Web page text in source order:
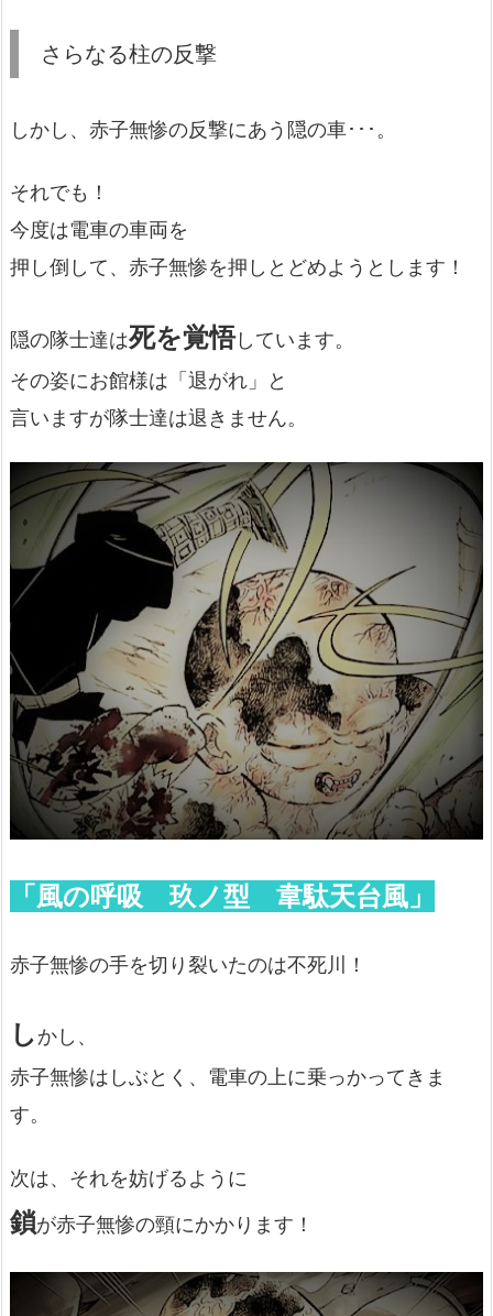
さらなる柱の反撃
しかし、赤子無惨の反撃にあう隠の車･･･。
それでも！
今度は電車の車両を
押し倒して、赤子無惨を押しとどめようとします！
隠の隊士達は死を覚悟しています。
その姿にお館様は「退がれ」と
言いますが隊士達は退きません。
「風の呼吸 玖ノ型 韋駄天台風」
赤子無惨の手を切り裂いたのは不死川！
しかし、
赤子無惨はしぶとく、電車の上に乗っかってきま
す。
次は、それを妨げるように
鎖が赤子無惨の頸にかかります！